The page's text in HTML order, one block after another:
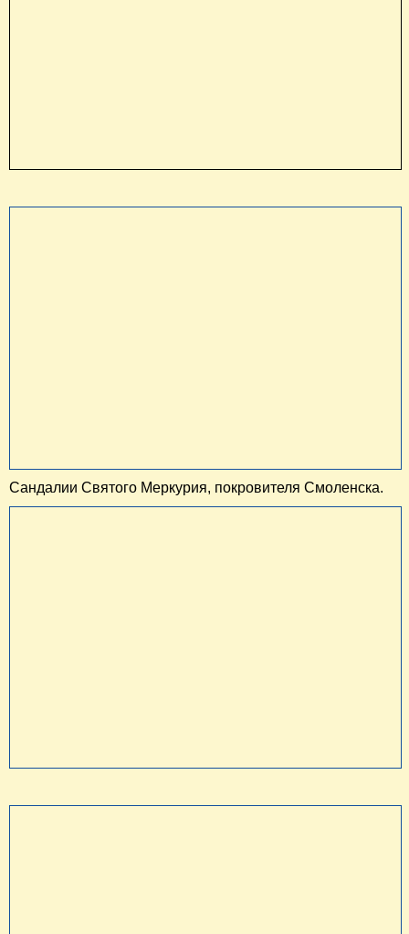
Сандалии Святого Меркурия, покровителя Смоленска.